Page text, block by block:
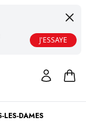
J'ESSAYE
DAMES